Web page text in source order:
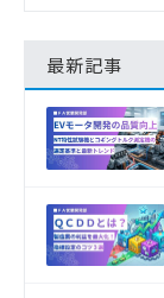
最新記事